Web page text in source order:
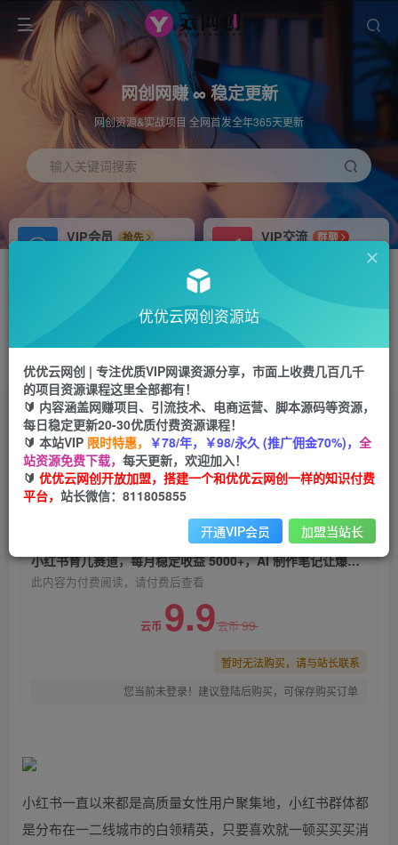
网创网赚 ∞ 稳定更新
网创资源&实战项目 全网首发全年365天更新
输入关键词搜索
VIP会员
抢先
免费下载全站资源
VIP交流
群聊
研究探讨更多创业项目路子。
站长V：hu91275
推荐
首页 福源网 正文
小红书育儿赛道，每月稳定收益 5000+，AI 制作
笔记让爆款笔记更加 简单
优优云网创
2年前发布
关注 私信
小红书育儿赛道，每月稳定收益 5000+，AI 制作笔记让爆款笔记更加 简单
此内容为付费阅读，请付费后查看
云币 9.9云币99
暂时无法购买，请与站长联系
您当前未登录！建议登陆后购买，可保存购买订单
小红书一直以来都是高质量女性用户聚集地，小红书群体都
是分布在一二线城市的白领精英，只要喜欢就一顿买买买消
优优云网创资源站
优优云网创 | 专注优质VIP网课资源分享，市面上收费几百几千
的项目资源课程这里全部都有！
🔰 内容涵盖网赚项目、引流技术、电商运营、脚本源码等资源，
每日稳定更新20-30优质付费资源课程！
🔰 本站VIP 限时特惠， ￥78/年，￥98/永久 (推广佣金70%)， 全
站资源免费下载， 每天更新，欢迎加入！
🔰 优优云网创开放加盟，搭建一个和优优云网创一样的知识付费
平台， 站长微信：811805855
开通VIP会员 加盟当站长